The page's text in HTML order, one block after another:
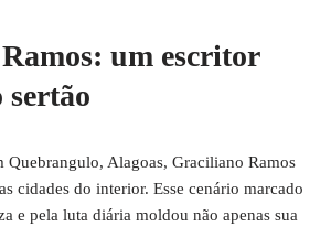
um escritor
sertão
Quebrangulo, Alagoas, Graciliano Ramos
cidades do interior. Esse cenário marcado
e pela luta diária moldou não apenas sua